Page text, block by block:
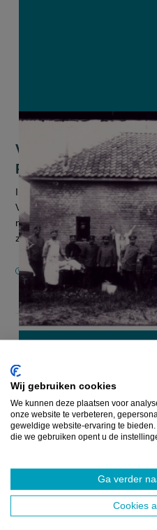
Wij gebruiken cookies
We kunnen deze plaatsen voor
onze website te verbeteren,
geweldige website-ervaring te
die we gebruiken opent u de
Ga verder
Cookies
Van boterroof tot
Rusland leren van
In Rusland rijzen de prijzen
Volgens hoogleraar Rurale
nodige historische parallellen
zich zorgen b...
2 DECEMBER 2024